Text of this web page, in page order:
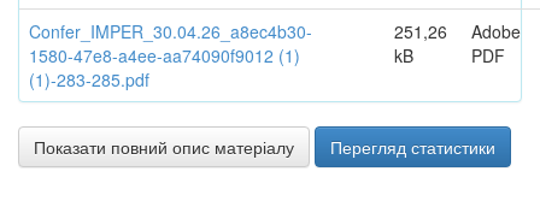
Confer_IMPER_30.04.26_a8ec4b30-
1580-47e8-a4ee-aa74090f9012 (1)
(1)-283-285.pdf
251,26
kB
Adobe
PDF
Показати повний опис матеріалу Перегляд статистики